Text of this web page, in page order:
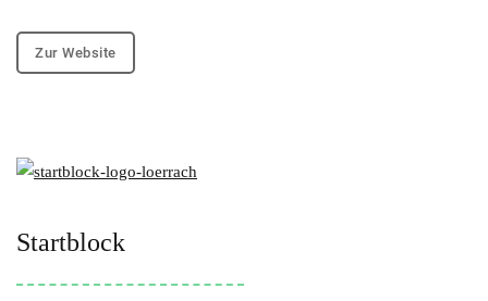
Zur Website
Startblock